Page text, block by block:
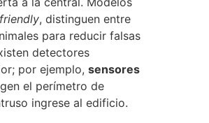
, distinguen entre
para reducir falsas
detectores
por ejemplo, sensores
el perímetro de
ingrese al edificio.